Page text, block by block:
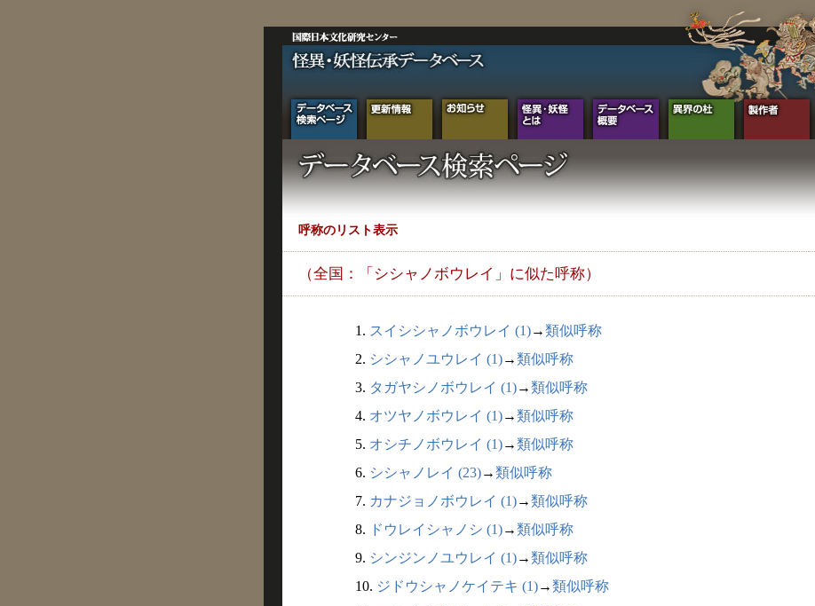
呼称のリスト表示
（全国：「シシャノボウレイ」に似た呼称）
1. スイシシャノボウレイ (1)→類似呼称
2. シシャノユウレイ (1)→類似呼称
3. タガヤシノボウレイ (1)→類似呼称
4. オツヤノボウレイ (1)→類似呼称
5. オシチノボウレイ (1)→類似呼称
6. シシャノレイ (23)→類似呼称
7. カナジョノボウレイ (1)→類似呼称
8. ドウレイシャノシ (1)→類似呼称
9. シンジンノユウレイ (1)→類似呼称
10. ジドウシャノケイテキ (1)→類似呼称